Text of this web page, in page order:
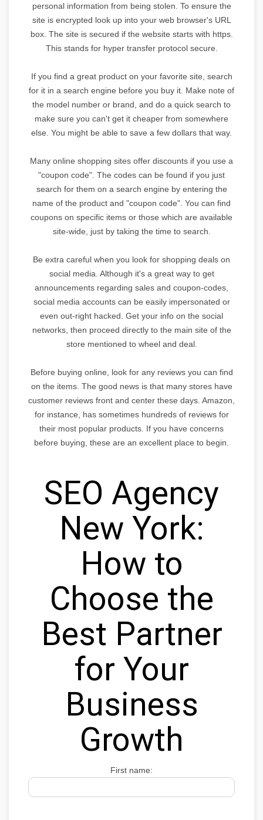
personal information from being stolen. To ensure the
site is encrypted look up into your web browser's URL
box. The site is secured if the website starts with https.
This stands for hyper transfer protocol secure.
If you find a great product on your favorite site, search
for it in a search engine before you buy it. Make note of
the model number or brand, and do a quick search to
make sure you can't get it cheaper from somewhere
else. You might be able to save a few dollars that way.
Many online shopping sites offer discounts if you use a
"coupon code". The codes can be found if you just
search for them on a search engine by entering the
name of the product and "coupon code". You can find
coupons on specific items or those which are available
site-wide, just by taking the time to search.
Be extra careful when you look for shopping deals on
social media. Although it's a great way to get
announcements regarding sales and coupon-codes,
social media accounts can be easily impersonated or
even out-right hacked. Get your info on the social
networks, then proceed directly to the main site of the
store mentioned to wheel and deal.
Before buying online, look for any reviews you can find
on the items. The good news is that many stores have
customer reviews front and center these days. Amazon,
for instance, has sometimes hundreds of reviews for
their most popular products. If you have concerns
before buying, these are an excellent place to begin.
SEO Agency
New York:
How to
Choose the
Best Partner
for Your
Business
Growth
First name: